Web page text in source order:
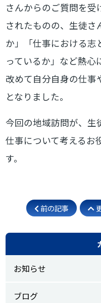
さんからのご質問を
されたものの、生徒
か」「仕事における志
っているか」など熱心
改めて自分自身の仕事
となりました。
今回の地域訪問が、生
仕事について考えるお
す。
前の記事
お知らせ
ブログ